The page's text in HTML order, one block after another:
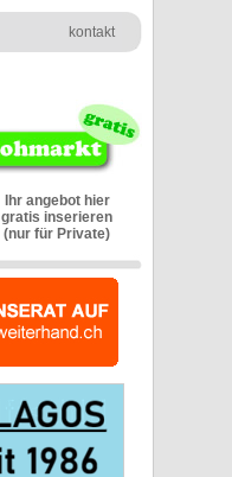
kontakt
Ihr angebot hier
gratis inserieren
(nur für Private)